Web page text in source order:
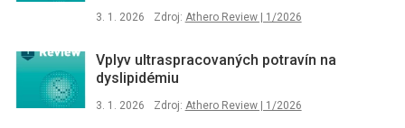
3. 1. 2026 Zdroj: Athero Review | 1/2026
Vplyv ultraspracovaných potravín na
dyslipidémiu
3. 1. 2026 Zdroj: Athero Review | 1/2026